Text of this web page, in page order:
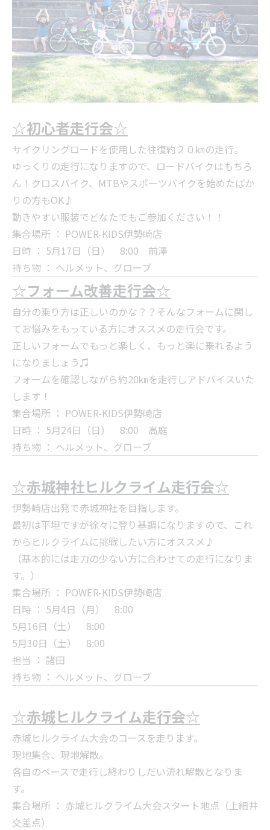
☆初心者走行会☆
サイクリングロードを使用した往復約２０㎞の走行。
ゆっくりの走行になりますので、ロードバイクはもちろ
ん！クロスバイク、MTBやスポーツバイクを始めたばか
りの方もOK♪
動きやすい服装でどなたでもご参加ください！！
集合場所 ： POWER-KIDS伊勢崎店
日時 ： 5月17日（日） 8:00 前澤
持ち物 ： ヘルメット、グローブ
☆フォーム改善走行会☆
自分の乗り方は正しいのかな？？そんなフォームに関し
てお悩みをもっている方にオススメの走行会です。
正しいフォームでもっと楽しく、もっと楽に乗れるよう
になりましょう♫
フォームを確認しながら約20㎞を走行しアドバイスいた
します！
集合場所 ： POWER-KIDS伊勢崎店
日時 ： 5月24日（日） 8:00 高庭
持ち物 ： ヘルメット、グローブ
☆赤城神社ヒルクライム走行会☆
伊勢崎店出発で赤城神社を目指します。
最初は平坦ですが徐々に登り基調になりますので、これ
からヒルクライムに挑戦したい方にオススメ♪
（基本的には走力の少ない方に合わせての走行になりま
す。）
集合場所 ： POWER-KIDS伊勢崎店
日時 ： 5月4日（月） 8:00
5月16日（土） 8:00
5月30日（土） 8:00
担当 ： 諸田
持ち物 ： ヘルメット、グローブ
☆赤城ヒルクライム走行会☆
赤城ヒルクライム大会のコースを走ります。
現地集合、現地解散。
各自のペースで走行し終わりしだい流れ解散となりま
す。
集合場所 ： 赤城ヒルクライム大会スタート地点（上細井
交差点）